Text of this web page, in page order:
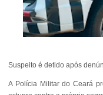
Suspeito é detido após
A Polícia Militar do Ceará